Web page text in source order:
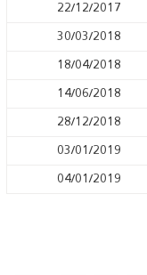
22/12/2017
30/03/2018
18/04/2018
14/06/2018
28/12/2018
03/01/2019
04/01/2019